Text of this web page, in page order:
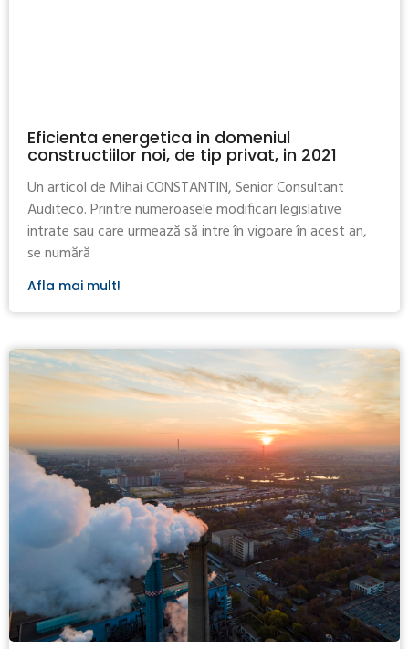
Eficienta energetica in domeniul
constructiilor noi, de tip privat, in 2021
Un articol de Mihai CONSTANTIN, Senior Consultant
Auditeco. Printre numeroasele modificari legislative
intrate sau care urmează să intre în vigoare în acest an,
se numără
Afla mai mult!